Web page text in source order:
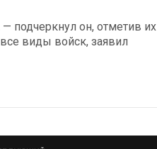
подчеркнул он, отметив их
виды войск, заявил